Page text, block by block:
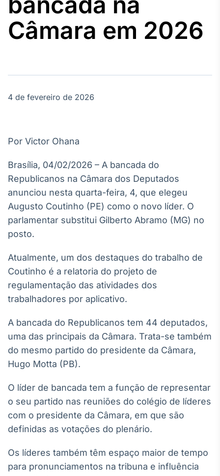
Agro
Tudo sobre o
agronegócio
Broadcast
Energia
energia elétrica
no Brasil
Broadcast
conteúdos
personalizados
Soluções de Dados
e Conteúdos
Broadcast
Plataforma para
negociação de
ativos
Datafeed
APIs para
integração de
conteúdos e
dados
Ticker
Cotações e
Câmara em 2026
4 de fevereiro de 2026
Por Victor Ohana
Brasília, 04/02/2026 – A bancada do
Republicanos na Câmara dos Deputados
anunciou nesta quarta-feira, 4, que elegeu
Augusto Coutinho (PE) como o novo líder. O
parlamentar substitui Gilberto Abramo (MG) no
posto.
Atualmente, um dos destaques do trabalho de
Coutinho é a relatoria do projeto de
regulamentação das atividades dos
trabalhadores por aplicativo.
A bancada do Republicanos tem 44 deputados,
uma das principais da Câmara. Trata-se também
do mesmo partido do presidente da Câmara,
Hugo Motta (PB).
O líder de bancada tem a função de representar
o seu partido nas reuniões do colégio de líderes
com o presidente da Câmara, em que são
definidas as votações do plenário.
Os líderes também têm espaço maior de tempo
para pronunciamentos na tribuna e influência